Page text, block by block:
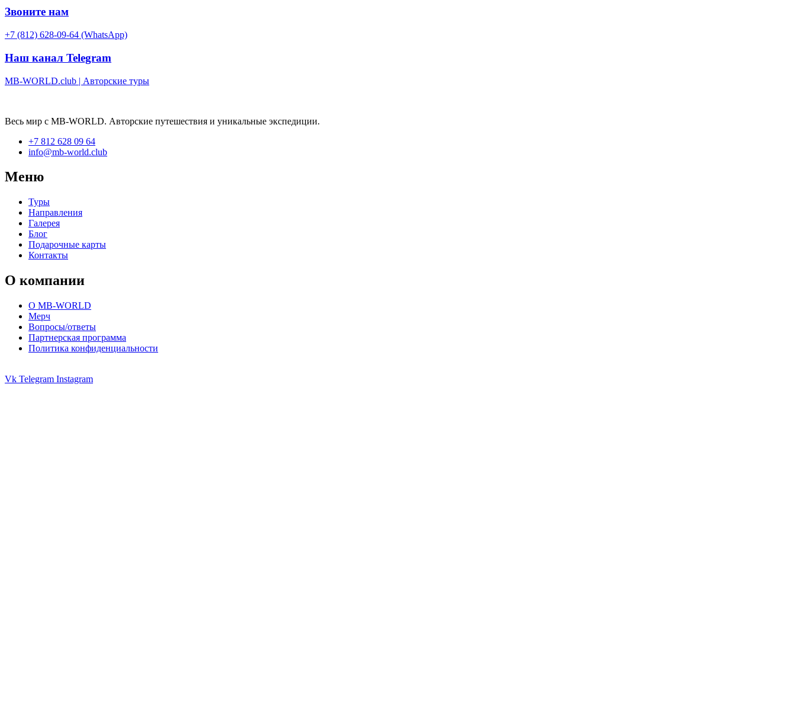
Звоните нам
+7 (812) 628-09-64 (WhatsApp)
Наш канал Telegram
MB-WORLD.club | Авторские туры
Весь мир с MB-WORLD. Авторские путешествия и уникальные экспедиции.
+7 812 628 09 64
info@mb-world.club
Меню
Туры
Направления
Галерея
Блог
Подарочные карты
Контакты
О компании
О MB-WORLD
Мерч
Вопросы/ответы
Партнерская программа
Политика конфиденциальности
Vk Telegram Instagram